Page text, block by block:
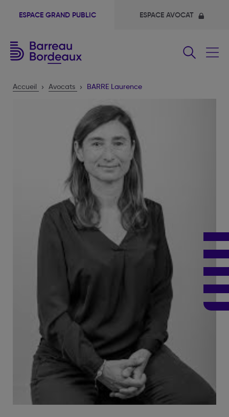
ESPACE GRAND PUBLIC ESPACE AVOCAT
Accueil Avocats BARRE Laurence